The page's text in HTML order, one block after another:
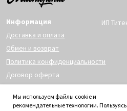
Мы используем файлы cookie и
рекомендательные технологии. Пользуясь